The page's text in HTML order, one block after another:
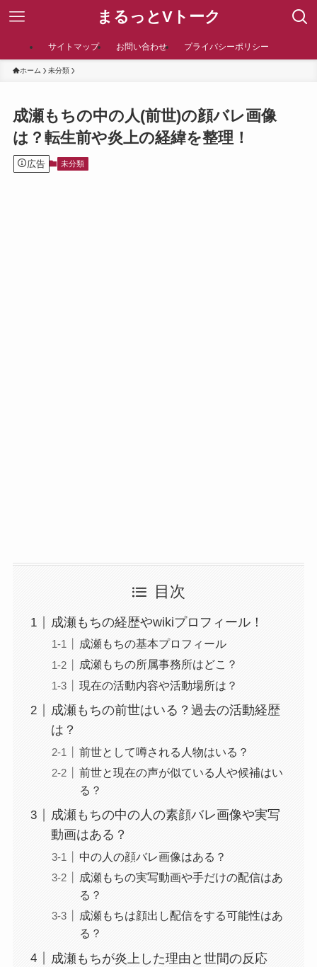
まるっとVトーク
サイトマップ お問い合わせ プライバシーポリシー
ホーム 未分類
成瀬もちの中の人(前世)の顔バレ画像
は？転生前や炎上の経緯を整理！
広告 未分類
目次
成瀬もちの経歴やwikiプロフィール！
成瀬もちの基本プロフィール
成瀬もちの所属事務所はどこ？
現在の活動内容や活動場所は？
成瀬もちの前世はいる？過去の活動経歴
は？
前世として噂される人物はいる？
前世と現在の声が似ている人や候補はい
る？
成瀬もちの中の人の素顔バレ画像や実写
動画はある？
中の人の顔バレ画像はある？
成瀬もちの実写動画や手だけの配信はあ
る？
成瀬もちは顔出し配信をする可能性はあ
る？
成瀬もちが炎上した理由と世間の反応